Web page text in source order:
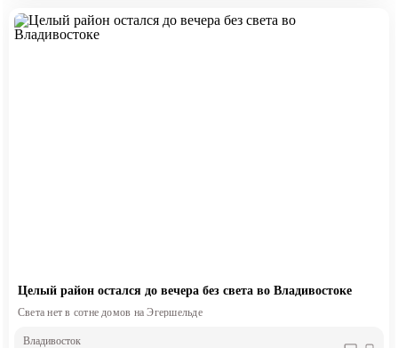
Целый район остался до вечера без света во Владивостоке
Света нет в сотне домов на Эгершельде
Владивосток